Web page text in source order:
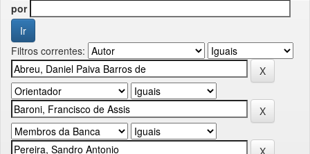
por
Filtros correntes: